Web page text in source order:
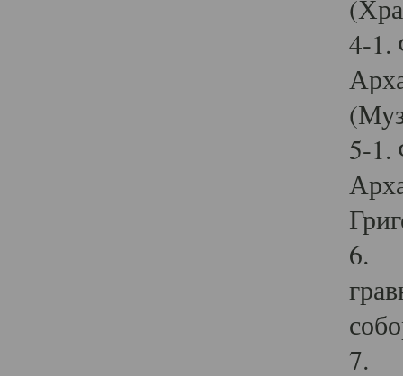
4-1.
5-1.
6.
7.